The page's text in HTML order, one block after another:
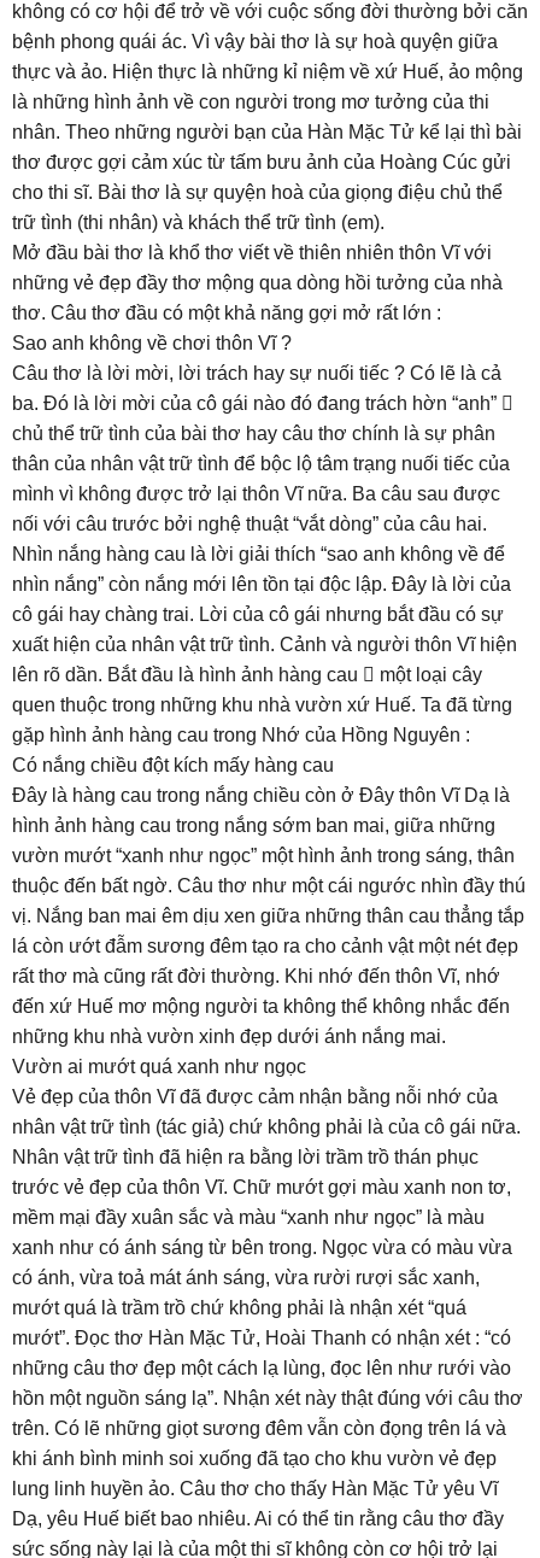
không có cơ hội để trở về với cuộc sống đời thường bởi căn
bệnh phong quái ác. Vì vậy bài thơ là sự hoà quyện giữa
thực và ảo. Hiện thực là những kỉ niệm về xứ Huế, ảo mộng
là những hình ảnh về con người trong mơ tưởng của thi
nhân. Theo những người bạn của Hàn Mặc Tử kể lại thì bài
thơ được gợi cảm xúc từ tấm bưu ảnh của Hoàng Cúc gửi
cho thi sĩ. Bài thơ là sự quyện hoà của giọng điệu chủ thể
trữ tình (thi nhân) và khách thể trữ tình (em).
Mở đầu bài thơ là khổ thơ viết về thiên nhiên thôn Vĩ với
những vẻ đẹp đầy thơ mộng qua dòng hồi tưởng của nhà
thơ. Câu thơ đầu có một khả năng gợi mở rất lớn :
Sao anh không về chơi thôn Vĩ ?
Câu thơ là lời mời, lời trách hay sự nuối tiếc ? Có lẽ là cả
ba. Đó là lời mời của cô gái nào đó đang trách hờn “anh” 
chủ thể trữ tình của bài thơ hay câu thơ chính là sự phân
thân của nhân vật trữ tình để bộc lộ tâm trạng nuối tiếc của
mình vì không được trở lại thôn Vĩ nữa. Ba câu sau được
nối với câu trước bởi nghệ thuật “vắt dòng” của câu hai.
Nhìn nắng hàng cau là lời giải thích “sao anh không về để
nhìn nắng” còn nắng mới lên tồn tại độc lập. Đây là lời của
cô gái hay chàng trai. Lời của cô gái nhưng bắt đầu có sự
xuất hiện của nhân vật trữ tình. Cảnh và người thôn Vĩ hiện
lên rõ dần. Bắt đầu là hình ảnh hàng cau  một loại cây
quen thuộc trong những khu nhà vườn xứ Huế. Ta đã từng
gặp hình ảnh hàng cau trong Nhớ của Hồng Nguyên :
Có nắng chiều đột kích mấy hàng cau
Đây là hàng cau trong nắng chiều còn ở Đây thôn Vĩ Dạ là
hình ảnh hàng cau trong nắng sớm ban mai, giữa những
vườn mướt “xanh như ngọc” một hình ảnh trong sáng, thân
thuộc đến bất ngờ. Câu thơ như một cái ngước nhìn đầy thú
vị. Nắng ban mai êm dịu xen giữa những thân cau thẳng tắp
lá còn ướt đẫm sương đêm tạo ra cho cảnh vật một nét đẹp
rất thơ mà cũng rất đời thường. Khi nhớ đến thôn Vĩ, nhớ
đến xứ Huế mơ mộng người ta không thể không nhắc đến
những khu nhà vườn xinh đẹp dưới ánh nắng mai.
Vườn ai mướt quá xanh như ngọc
Vẻ đẹp của thôn Vĩ đã được cảm nhận bằng nỗi nhớ của
nhân vật trữ tình (tác giả) chứ không phải là của cô gái nữa.
Nhân vật trữ tình đã hiện ra bằng lời trầm trồ thán phục
trước vẻ đẹp của thôn Vĩ. Chữ mướt gợi màu xanh non tơ,
mềm mại đầy xuân sắc và màu “xanh như ngọc” là màu
xanh như có ánh sáng từ bên trong. Ngọc vừa có màu vừa
có ánh, vừa toả mát ánh sáng, vừa rười rượi sắc xanh,
mướt quá là trầm trồ chứ không phải là nhận xét “quá
mướt”. Đọc thơ Hàn Mặc Tử, Hoài Thanh có nhận xét : “có
những câu thơ đẹp một cách lạ lùng, đọc lên như rưới vào
hồn một nguồn sáng lạ”. Nhận xét này thật đúng với câu thơ
trên. Có lẽ những giọt sương đêm vẫn còn đọng trên lá và
khi ánh bình minh soi xuống đã tạo cho khu vườn vẻ đẹp
lung linh huyền ảo. Câu thơ cho thấy Hàn Mặc Tử yêu Vĩ
Dạ, yêu Huế biết bao nhiêu. Ai có thể tin rằng câu thơ đầy
sức sống này lại là của một thi sĩ không còn cơ hội trở lại